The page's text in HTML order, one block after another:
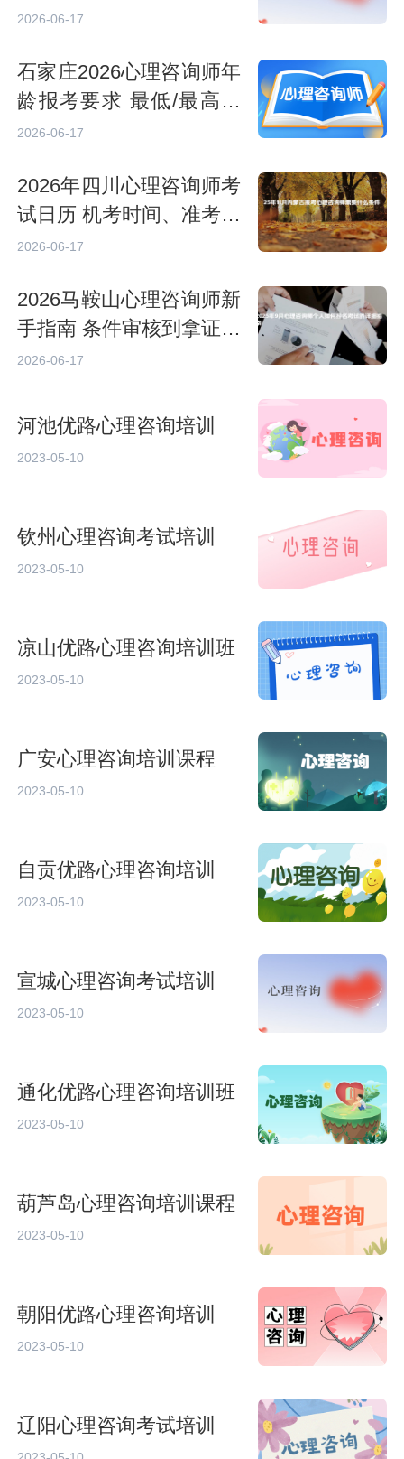
构汇总
2026-06-17
石家庄2026心理咨询师年
龄报考要求 最低/最高年
龄解读
2026-06-17
2026年四川心理咨询师考
试日历 机考时间、准考证
打印
2026-06-17
2026马鞍山心理咨询师新
手指南 条件审核到拿证梳
理
2026-06-17
河池优路心理咨询培训
2023-05-10
钦州心理咨询考试培训
2023-05-10
凉山优路心理咨询培训班
2023-05-10
广安心理咨询培训课程
2023-05-10
自贡优路心理咨询培训
2023-05-10
宣城心理咨询考试培训
2023-05-10
通化优路心理咨询培训班
2023-05-10
葫芦岛心理咨询培训课程
2023-05-10
朝阳优路心理咨询培训
2023-05-10
辽阳心理咨询考试培训